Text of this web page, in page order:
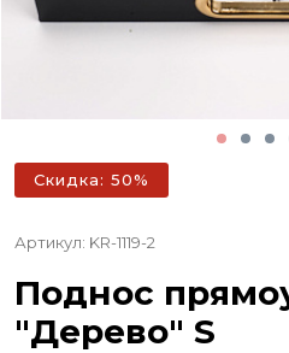
Скидка: 50%
Артикул: KR-1119-2
Поднос
"Дерево" S